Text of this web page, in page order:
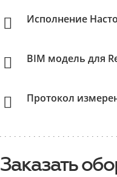
Исполнение
BIM модель для
Протокол
Заказать